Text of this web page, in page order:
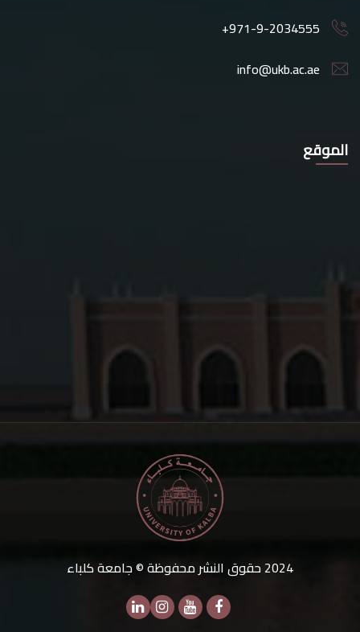
+971-9-2034555
info@ukb.ac.ae
الموقع
2024حقوق النشر محفوظة © جامعة كلباء